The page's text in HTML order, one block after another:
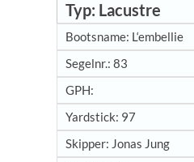
Lacustre
L‘embellie
83
97
Jonas Jung